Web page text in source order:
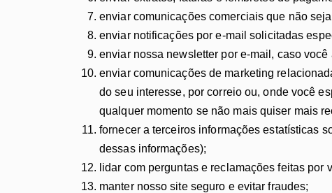
enviar comunicações comerciais que não
enviar notificações por e-mail solicitadas
enviar nossa newsletter por e-mail, caso
enviar comunicações de marketing
do seu interesse, por correio ou, onde você
qualquer momento se não mais quiser mais
fornecer a terceiros informações estatísticas
dessas informações);
lidar com perguntas e reclamações feitas
manter nosso site seguro e evitar fraudes;